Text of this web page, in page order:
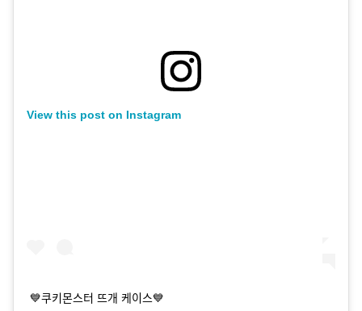
View this post on Instagram
💙쿠키몬스터 뜨개 케이스💙